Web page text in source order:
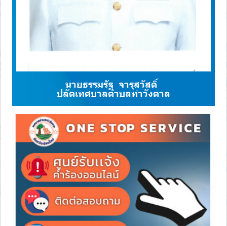
นายธรรมรัฐ จารุสวัสดิ์
ปลัดเทศบาลตำบลท่าวังตาล